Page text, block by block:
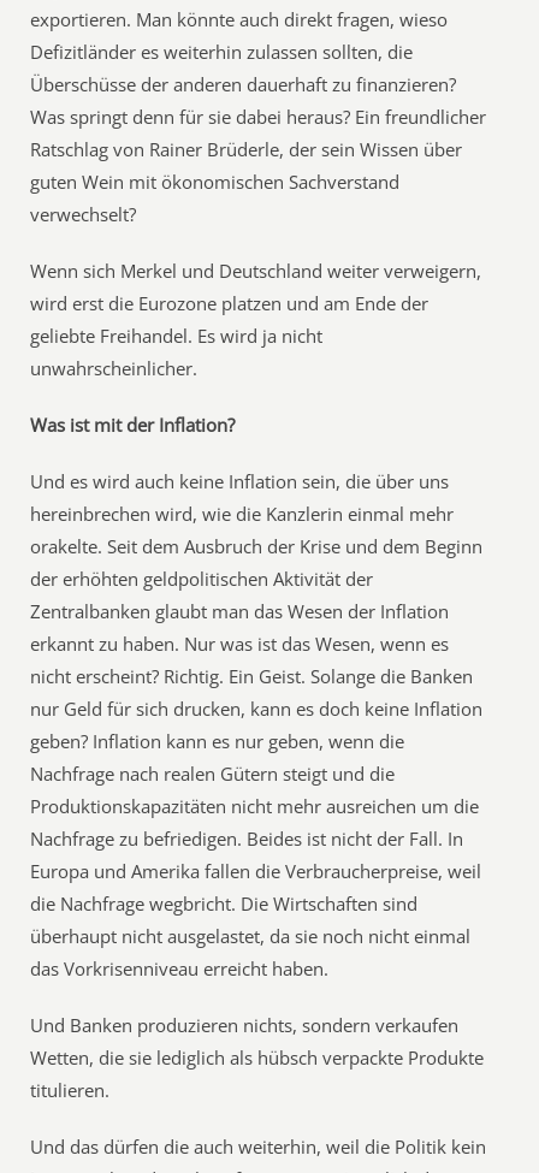
exportieren. Man könnte auch direkt fragen, wieso
Defizitländer es weiterhin zulassen sollten, die
Überschüsse der anderen dauerhaft zu finanzieren?
Was springt denn für sie dabei heraus? Ein freundlicher
Ratschlag von Rainer Brüderle, der sein Wissen über
guten Wein mit ökonomischen Sachverstand
verwechselt?
Wenn sich Merkel und Deutschland weiter verweigern,
wird erst die Eurozone platzen und am Ende der
geliebte Freihandel. Es wird ja nicht
unwahrscheinlicher.
Was ist mit der Inflation?
Und es wird auch keine Inflation sein, die über uns
hereinbrechen wird, wie die Kanzlerin einmal mehr
orakelte. Seit dem Ausbruch der Krise und dem Beginn
der erhöhten geldpolitischen Aktivität der
Zentralbanken glaubt man das Wesen der Inflation
erkannt zu haben. Nur was ist das Wesen, wenn es
nicht erscheint? Richtig. Ein Geist. Solange die Banken
nur Geld für sich drucken, kann es doch keine Inflation
geben? Inflation kann es nur geben, wenn die
Nachfrage nach realen Gütern steigt und die
Produktionskapazitäten nicht mehr ausreichen um die
Nachfrage zu befriedigen. Beides ist nicht der Fall. In
Europa und Amerika fallen die Verbraucherpreise, weil
die Nachfrage wegbricht. Die Wirtschaften sind
überhaupt nicht ausgelastet, da sie noch nicht einmal
das Vorkrisenniveau erreicht haben.
Und Banken produzieren nichts, sondern verkaufen
Wetten, die sie lediglich als hübsch verpackte Produkte
titulieren.
Und das dürfen die auch weiterhin, weil die Politik kein